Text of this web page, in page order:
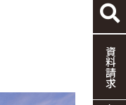
資料請求